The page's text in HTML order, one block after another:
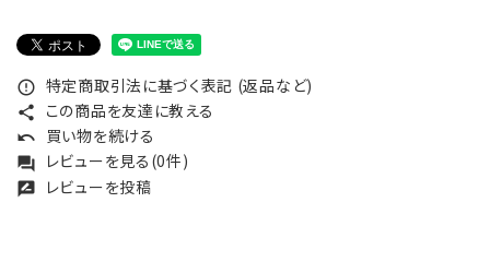
error_outline 特定商取引法に基づく表記 (返品など)
share この商品を友達に教える
undo 買い物を続ける
forum レビューを見る(0件)
rate_review レビューを投稿